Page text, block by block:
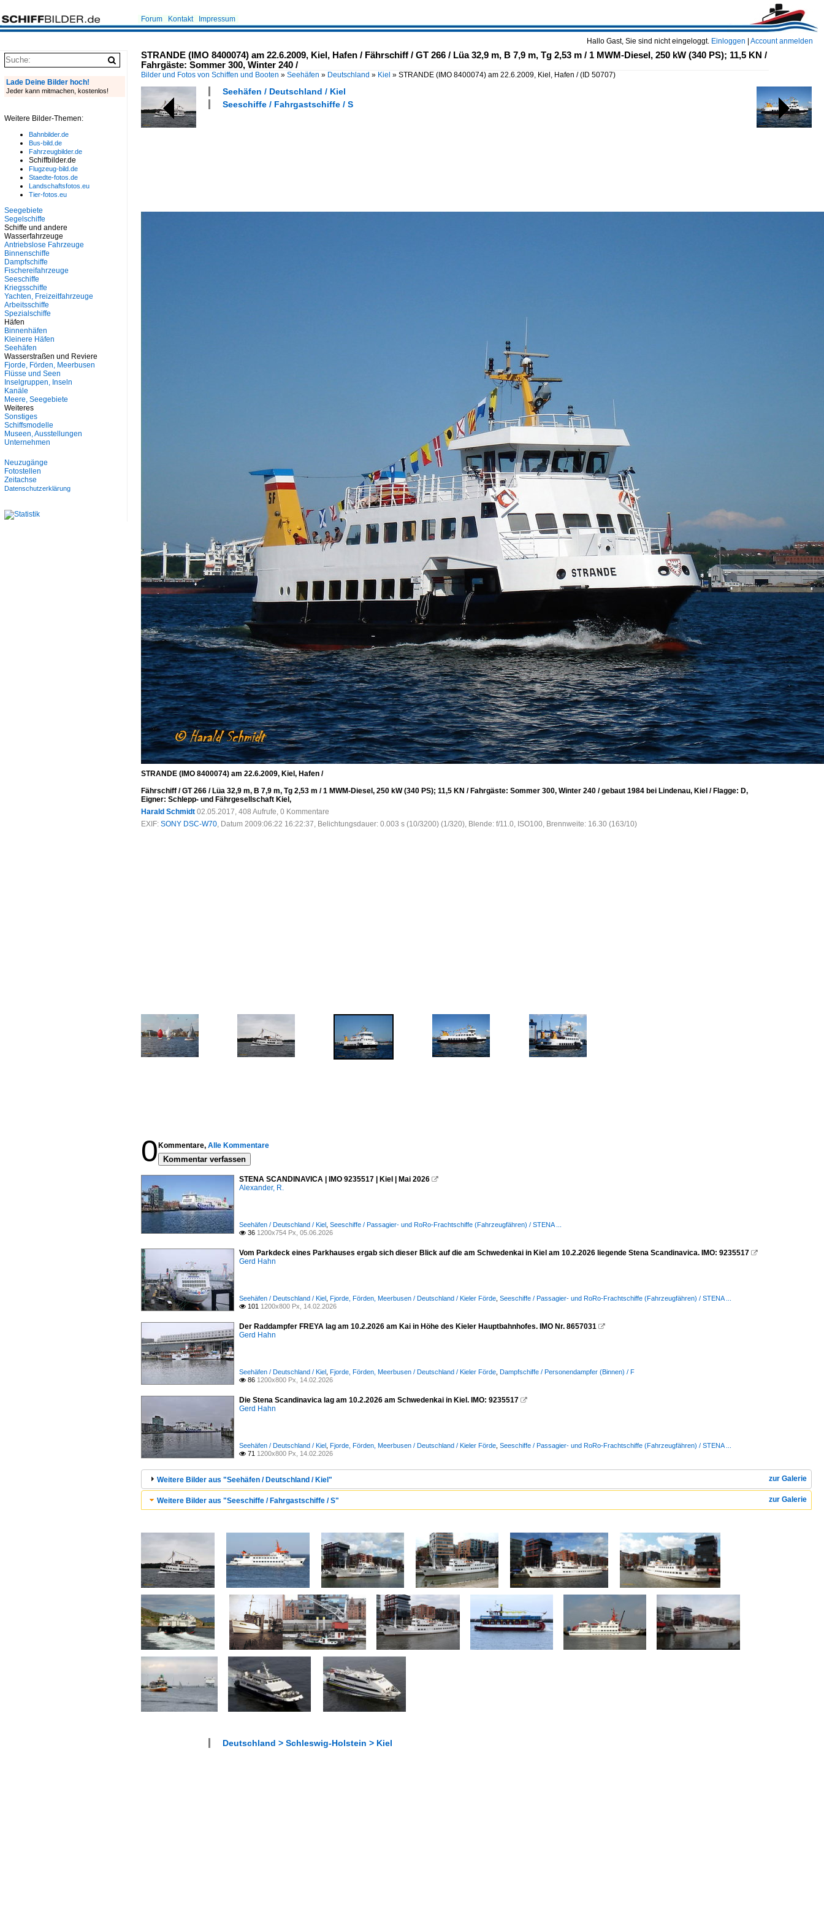
Hallo Gast, Sie sind nicht eingeloggt. Einloggen Account anmelden
Forum Kontakt Impressum
STRANDE (IMO 8400074) am 22.6.2009, Kiel, Hafen / Fährschiff / GT 266 / Lüa 32,9 m, B 7,9 m, Tg 2,53 m / 1 MWM-Diesel, 250 kW (340 PS); 11,5 KN /
Fahrgäste: Sommer 300, Winter 240 /
Bilder und Fotos von Schiffen und Booten » Seehäfen » Deutschland » Kiel » STRANDE (IMO 8400074) am 22.6.2009, Kiel, Hafen /(ID 50707)
Seehäfen / Deutschland / Kiel
Seeschiffe / Fahrgastschiffe / S
STRANDE (IMO 8400074) am 22.6.2009, Kiel, Hafen /
Fährschiff / GT 266 / Lüa 32,9 m, B 7,9 m, Tg 2,53 m / 1 MWM-Diesel, 250 kW (340 PS); 11,5 KN / Fahrgäste: Sommer 300, Winter 240 / gebaut 1984 bei Lindenau, Kiel / Flagge: D,
Eigner: Schlepp- und Fährgesellschaft Kiel,
Harald Schmidt 02.05.2017, 408 Aufrufe, 0 Kommentare
EXIF: SONY DSC-W70, Datum 2009:06:22 16:22:37, Belichtungsdauer: 0.003 s (10/3200) (1/320), Blende: f/11.0, ISO100, Brennweite: 16.30 (163/10)
0 Kommentare, Alle Kommentare
Kommentar verfassen
STENA SCANDINAVICA | IMO 9235517 | Kiel | Mai 2026 
Alexander, R.
Seehäfen / Deutschland / Kiel Seeschiffe / Passagier- und RoRo-Frachtschiffe (Fahrzeugfähren) / STENA ...
 36 1200x754 Px, 05.06.2026
Vom Parkdeck eines Parkhauses ergab sich dieser Blick auf die am Schwedenkai in Kiel am 10.2.2026 liegende Stena Scandinavica. IMO: 9235517 
Gerd Hahn
Seehäfen / Deutschland / Kiel Fjorde, Förden, Meerbusen / Deutschland / Kieler Förde Seeschiffe / Passagier- und RoRo-Frachtschiffe (Fahrzeugfähren) / STENA ...
 101 1200x800 Px, 14.02.2026
Der Raddampfer FREYA lag am 10.2.2026 am Kai in Höhe des Kieler Hauptbahnhofes. IMO Nr. 8657031 
Gerd Hahn
Seehäfen / Deutschland / Kiel Fjorde, Förden, Meerbusen / Deutschland / Kieler Förde Dampfschiffe / Personendampfer (Binnen) / F
 86 1200x800 Px, 14.02.2026
Die Stena Scandinavica lag am 10.2.2026 am Schwedenkai in Kiel. IMO: 9235517 
Gerd Hahn
Seehäfen / Deutschland / Kiel Fjorde, Förden, Meerbusen / Deutschland / Kieler Förde Seeschiffe / Passagier- und RoRo-Frachtschiffe (Fahrzeugfähren) / STENA ...
 71 1200x800 Px, 14.02.2026
zur Galerie
Weitere Bilder aus "Seehäfen / Deutschland / Kiel"
zur Galerie
Weitere Bilder aus "Seeschiffe / Fahrgastschiffe / S"
Deutschland > Schleswig-Holstein > Kiel
Lade Deine Bilder hoch!
Jeder kann mitmachen, kostenlos!
Weitere Bilder-Themen:
Bahnbilder.de
Bus-bild.de
Fahrzeugbilder.de
Schiffbilder.de
Flugzeug-bild.de
Staedte-fotos.de
Landschaftsfotos.eu
Tier-fotos.eu
Seegebiete
Segelschiffe
Schiffe und andere
Wasserfahrzeuge
Antriebslose Fahrzeuge
Binnenschiffe
Dampfschiffe
Fischereifahrzeuge
Seeschiffe
Kriegsschiffe
Yachten, Freizeitfahrzeuge
Arbeitsschiffe
Spezialschiffe
Häfen
Binnenhäfen
Kleinere Häfen
Seehäfen
Wasserstraßen und Reviere
Fjorde, Förden, Meerbusen
Flüsse und Seen
Inselgruppen, Inseln
Kanäle
Meere, Seegebiete
Weiteres
Sonstiges
Schiffsmodelle
Museen, Ausstellungen
Unternehmen
Neuzugänge
Fotostellen
Zeitachse
Datenschutzerklärung